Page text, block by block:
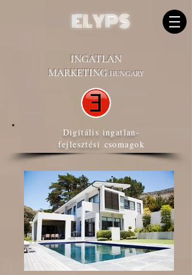
ELYPS
INGATLAN
MARKETING HUNGARY
Digitális ingatlan-
fejlesztési csomagok